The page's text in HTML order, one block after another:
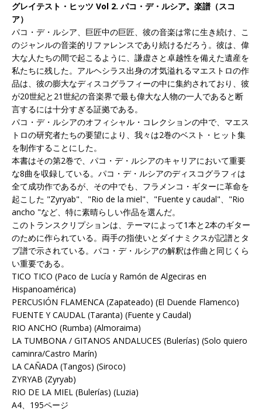
グレイテスト・ヒッツ Vol 2. パコ・デ・ルシア。楽譜（スコ
ア）
パコ・デ・ルシア、巨匠中の巨匠、彼の音楽は常に生き続け、こ
のジャンルの音楽的リファレンスであり続けるだろう。彼は、偉
大な人たちの間で起こるように、謙虚さと卓越性を備えた遺産を
私たちに残した。アルヘシラス出身の才気溢れるマエストロの作
品は、彼の膨大なディスコグラフィーの中に集約されており、彼
が20世紀と21世紀の音楽界で最も偉大な人物の一人であると断
言するには十分すぎる証拠である。
パコ・デ・ルシアのオフィシャル・コレクションの中で、マエス
トロの研究者たちの要望により、我々は2巻のベスト・ヒット集
を制作することにした。
本書はその第2巻で、パコ・デ・ルシアのキャリアにおいて重要
な8曲を収録している。パコ・デ・ルシアのディスコグラフィは
全て成功作であるが、その中でも、フラメンコ・ギターに革命を
起こした "Zyryab"、"Rio de la miel"、"Fuente y caudal"、"Rio
ancho "など、特に素晴らしい作品を選んだ。
このトランスクリプションは、テーマによって1本と2本のギター
のために作られている。両手の指使いとダイナミクスが記譜とタ
ブ譜で示されている。パコ・デ・ルシアの解釈は作曲と同じくら
い重要である。
TICO TICO (Paco de Lucía y Ramón de Algeciras en
Hispanoamérica)
PERCUSIÓN FLAMENCA (Zapateado) (El Duende Flamenco)
FUENTE Y CAUDAL (Taranta) (Fuente y Caudal)
RIO ANCHO (Rumba) (Almoraima)
LA TUMBONA / GITANOS ANDALUCES (Bulerías) (Solo quiero
caminra/Castro Marín)
LA CAÑADA (Tangos) (Siroco)
ZYRYAB (Zyryab)
RIO DE LA MIEL (Bulerías) (Luzia)
A4、195ページ